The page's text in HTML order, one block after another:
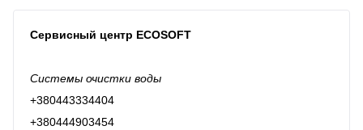
Сервисный центр ECOSOFT
Системы очистки воды
+380443334404
+380444903454